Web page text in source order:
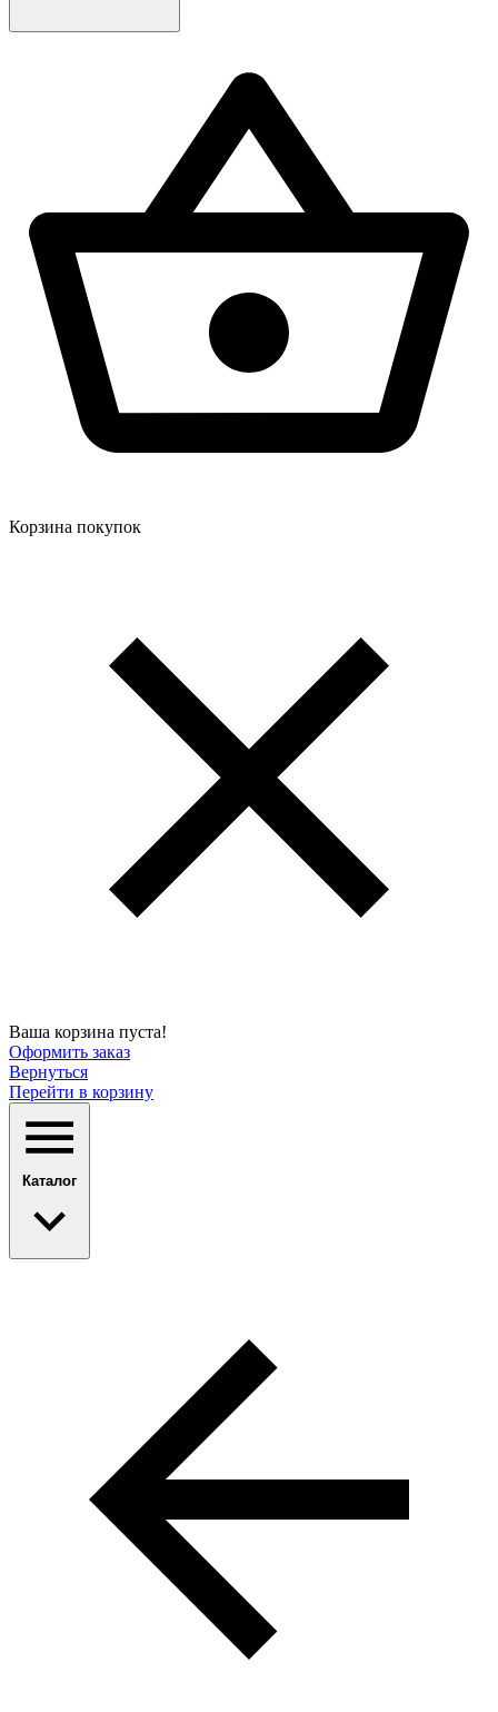
Корзина покупок
Ваша корзина пуста!
Оформить заказ
Вернуться
Перейти в корзину
Каталог